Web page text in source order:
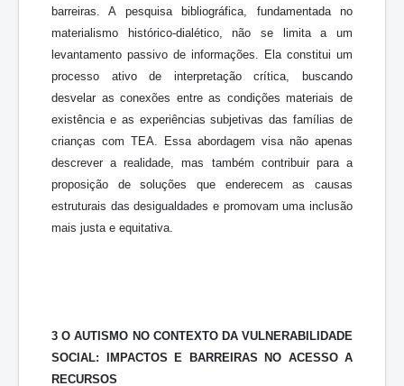
barreiras. A pesquisa bibliográfica, fundamentada no
materialismo histórico-dialético, não se limita a um
levantamento passivo de informações. Ela constitui um
processo ativo de interpretação crítica, buscando
desvelar as conexões entre as condições materiais de
existência e as experiências subjetivas das famílias de
crianças com TEA. Essa abordagem visa não apenas
descrever a realidade, mas também contribuir para a
proposição de soluções que enderecem as causas
estruturais das desigualdades e promovam uma inclusão
mais justa e equitativa.
3 O AUTISMO NO CONTEXTO DA VULNERABILIDADE
SOCIAL: IMPACTOS E BARREIRAS NO ACESSO A
RECURSOS